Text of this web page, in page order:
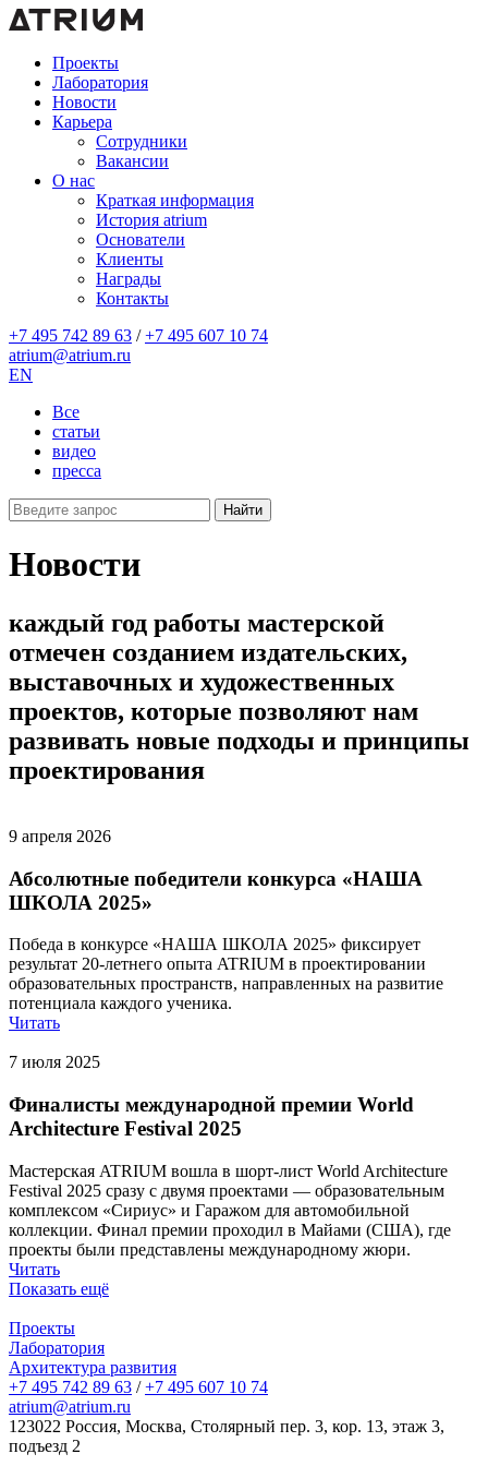
Проекты
Лаборатория
Новости
Карьера
Сотрудники
Вакансии
О нас
Краткая информация
История atrium
Основатели
Клиенты
Награды
Контакты
+7 495 742 89 63 / +7 495 607 10 74
atrium@atrium.ru
EN
Все
статьи
видео
пресса
Найти
Новости
каждый год работы мастерской
отмечен созданием издательских,
выставочных и художественных
проектов, которые позволяют нам
развивать новые подходы и принципы
проектирования
9 апреля 2026
Абсолютные победители конкурса «НАША
ШКОЛА 2025»
Победа в конкурсе «НАША ШКОЛА 2025» фиксирует
результат 20-летнего опыта ATRIUM в проектировании
образовательных пространств, направленных на развитие
потенциала каждого ученика.
Читать
7 июля 2025
Финалисты международной премии World
Architecture Festival 2025
Мастерская ATRIUM вошла в шорт-лист World Architecture
Festival 2025 сразу с двумя проектами — образовательным
комплексом «Сириус» и Гаражом для автомобильной
коллекции. Финал премии проходил в Майами (США), где
проекты были представлены международному жюри.
Читать
Показать ещё
Проекты
Лаборатория
Архитектура развития
+7 495 742 89 63 / +7 495 607 10 74
atrium@atrium.ru
123022 Россия, Москва, Столярный пер. 3, кор. 13, этаж 3,
подъезд 2